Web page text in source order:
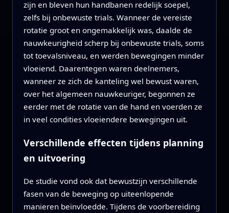
zijn en bleven hun handbanen redelijk soepel,
zelfs bij onbewuste trials. Wanneer de vereiste
rotatie groot en ongemakkelijk was, daalde de
nauwkeurigheid scherp bij onbewuste trials, soms
tot toevalsniveau, en werden bewegingen minder
vloeiend. Daarentegen waren deelnemers,
wanneer ze zich de kanteling wel bewust waren,
over het algemeen nauwkeuriger, begonnen ze
eerder met de rotatie van de hand en voerden ze
in veel condities vloeiendere bewegingen uit.
Verschillende effecten tijdens planning
en uitvoering
De studie vond ook dat bewustzijn verschillende
fasen van de beweging op uiteenlopende
manieren beïnvloedde. Tijdens de voorbereiding